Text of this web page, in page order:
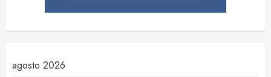
agosto 2026